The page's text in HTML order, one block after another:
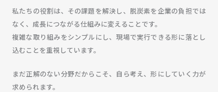
私たちの役割は、その課題を解決し、脱炭素を企業の負担では
なく、成長につながる仕組みに変えることです。
複雑な取り組みをシンプルにし、現場で実行できる形に落とし
込むことを重視しています。
まだ正解のない分野だからこそ、自ら考え、形にしていく力が
求められます。